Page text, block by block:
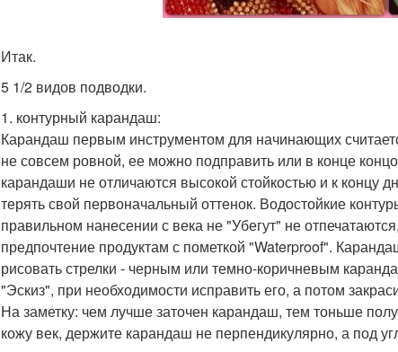
Итак.
5 1/2 видов подводки.
1. контурный карандаш:
Карандаш первым инструментом для начинающих
не совсем ровной, ее можно подправить или в конце
карандаши не отличаются высокой стойкостью и к концу
терять свой первоначальный оттенок. Водостойкие
правильном нанесении с века не "Убегут" не
предпочтение продуктам с пометкой "Waterproof".
рисовать стрелки - черным или темно-коричневым
"Эскиз", при необходимости исправить его, а потом
На заметку: чем лучше заточен карандаш, тем тоньше
кожу век, держите карандаш не перпендикулярно, а под